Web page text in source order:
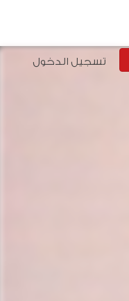
تسجيل الدخول